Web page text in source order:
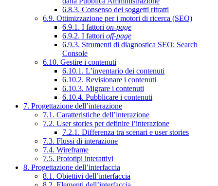
6.8.3. Consenso dei soggetti ritratti
6.9. Ottimizzazione per i motori di ricerca (SEO)
6.9.1. I fattori on-page
6.9.2. I fattori off-page
6.9.3. Strumenti di diagnostica SEO: Search
Console
6.10. Gestire i contenuti
6.10.1. L’inventario dei contenuti
6.10.2. Revisionare i contenuti
6.10.3. Migrare i contenuti
6.10.4. Pubblicare i contenuti
7. Progettazione dell’interazione
7.1. Caratteristiche dell’interazione
7.2. User stories per definire l’interazione
7.2.1. Differenza tra scenari e user stories
7.3. Flussi di interazione
7.4. Wireframe
7.5. Prototipi interattivi
8. Progettazione dell’interfaccia
8.1. Obiettivi dell’interfaccia